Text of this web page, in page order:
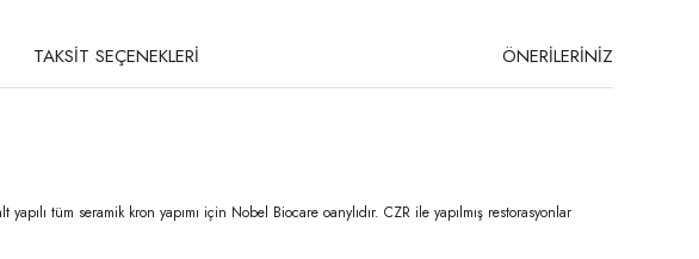
TAKSİT SEÇENEKLERİ ÖNERİLERİNİZ
tüm seramik kron yapımı için Nobel Biocare oanylıdır. CZR ile yapılmış restorasyonlar